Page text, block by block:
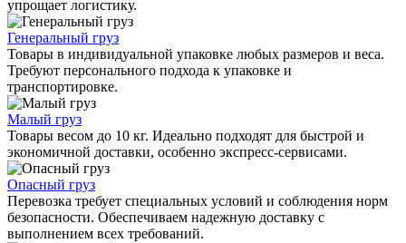
упрощает логистику.
Генеральный груз
Товары в индивидуальной упаковке любых размеров и веса.
Требуют персонального подхода к упаковке и
транспортировке.
Малый груз
Товары весом до 10 кг. Идеально подходят для быстрой и
экономичной доставки, особенно экспресс-сервисами.
Опасный груз
Перевозка требует специальных условий и соблюдения норм
безопасности. Обеспечиваем надежную доставку с
выполнением всех требований.